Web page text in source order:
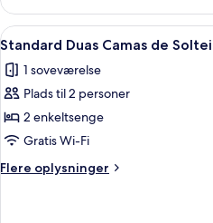
dobbeltværelse
Indlæs
alle
billeder
af
Standard
Duas
Camas
de
3
Standard Duas Camas de
1 soveværelse
Plads til 2 personer
2 enkeltsenge
Gratis Wi-Fi
Flere oplysninger
Flere